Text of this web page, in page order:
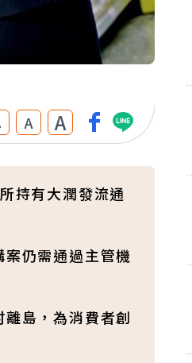
A A
持有大潤發流通
仍需通過主管機
島，為消費者創